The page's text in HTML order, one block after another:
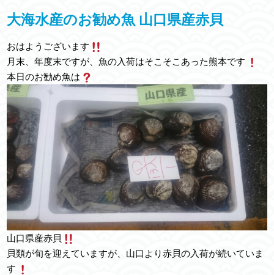
大海水産のお勧め魚 山口県産赤貝
おはようございます
月末、年度末ですが、魚の入荷はそこそこあった熊本です
本日のお勧め魚は
山口県産赤貝
貝類が旬を迎えていますが、山口より赤貝の入荷が続いていま
す